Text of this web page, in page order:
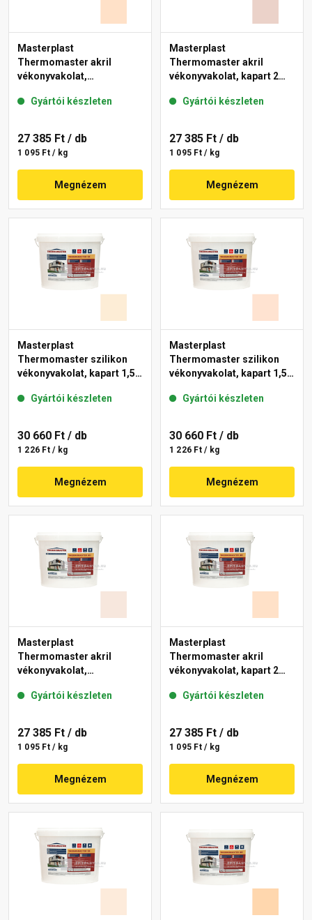
Masterplast
Thermomaster akril
vékonyvakolat,
04-E 25 kg
Gyártói készleten
27 385 Ft / db
1 095 Ft / kg
Megnézem
Masterplast
Thermomaster akril
vékonyvakolat, kapart 2
Gyártói készleten
27 385 Ft / db
1 095 Ft / kg
Megnézem
Masterplast
Thermomaster szilikon
vékonyvakolat, kapart 1,5
Gyártói készleten
30 660 Ft / db
1 226 Ft / kg
Megnézem
Masterplast
Thermomaster szilikon
vékonyvakolat, kapart 1,5
Gyártói készleten
30 660 Ft / db
1 226 Ft / kg
Megnézem
Masterplast
Thermomaster akril
vékonyvakolat,
13-F 25 kg
Gyártói készleten
27 385 Ft / db
1 095 Ft / kg
Megnézem
Masterplast
Thermomaster akril
vékonyvakolat, kapart 2
Gyártói készleten
27 385 Ft / db
1 095 Ft / kg
Megnézem